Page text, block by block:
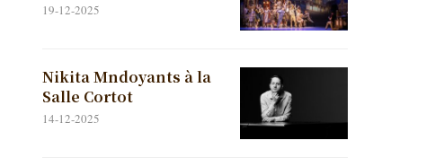
19-12-2025
Nikita Mndoyants à la
Salle Cortot
14-12-2025